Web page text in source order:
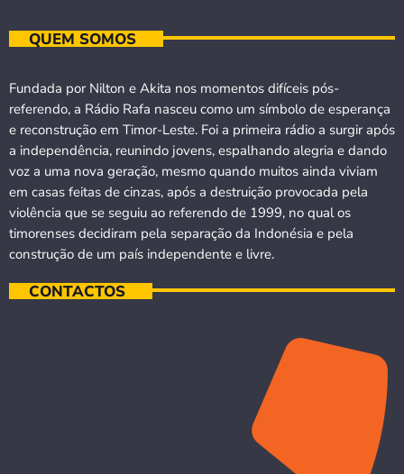
QUEM SOMOS
Fundada por Nilton e Akita nos momentos difíceis pós-
referendo, a Rádio Rafa nasceu como um símbolo de esperança
e reconstrução em Timor-Leste. Foi a primeira rádio a surgir após
a independência, reunindo jovens, espalhando alegria e dando
voz a uma nova geração, mesmo quando muitos ainda viviam
em casas feitas de cinzas, após a destruição provocada pela
violência que se seguiu ao referendo de 1999, no qual os
timorenses decidiram pela separação da Indonésia e pela
construção de um país independente e livre.
CONTACTOS